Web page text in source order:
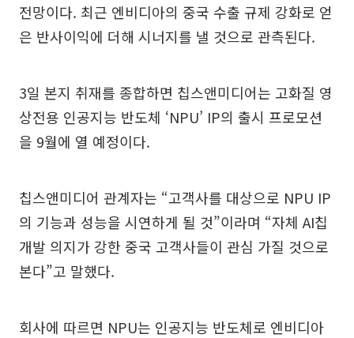
전망이다. 최근 엔비디아의 중국 수출 규제 강화로 얻
은 반사이익에 더해 시너지를 낼 것으로 관측된다.
3일 본지 취재를 종합하면 칩스앤미디어는 고화질 영
상전용 인공지능 반도체 ‘NPU’ IP의 출시 프로모션
을 9월에 열 예정이다.
칩스앤미디어 관계자는 “고객사를 대상으로 NPU IP
의 기능과 성능을 시연하게 될 것”이라며 “자체 AI칩
개발 의지가 강한 중국 고객사들이 관심 가질 것으로
본다”고 말했다.
회사에 따르면 NPU는 인공지능 반도체로 엔비디아